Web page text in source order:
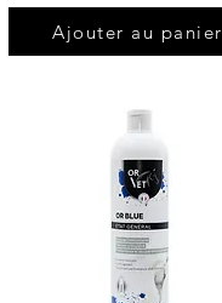
Ajouter au panier